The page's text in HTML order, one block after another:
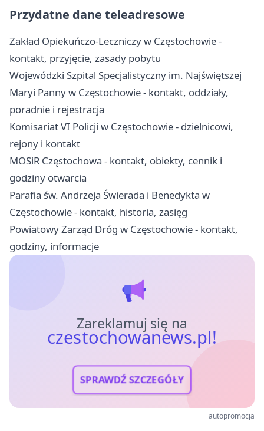
Przydatne dane teleadresowe
Zakład Opiekuńczo-Leczniczy w Częstochowie -
kontakt, przyjęcie, zasady pobytu
Wojewódzki Szpital Specjalistyczny im. Najświętszej
Maryi Panny w Częstochowie - kontakt, oddziały,
poradnie i rejestracja
Komisariat VI Policji w Częstochowie - dzielnicowi,
rejony i kontakt
MOSiR Częstochowa - kontakt, obiekty, cennik i
godziny otwarcia
Parafia św. Andrzeja Świerada i Benedykta w
Częstochowie - kontakt, historia, zasięg
Powiatowy Zarząd Dróg w Częstochowie - kontakt,
godziny, informacje
Zareklamuj się na
czestochowanews.pl!
SPRAWDŹ SZCZEGÓŁY
autopromocja